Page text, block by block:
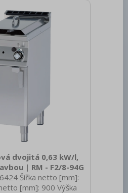
krytí ovládacích
barva zařízení:
Materiál: AISI 304
dvojitá 0,63 kW/l,
| RM - F2/8-94G
Šířka netto [mm]:
[mm]: 900 Výška